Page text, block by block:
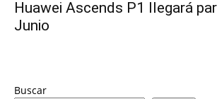
Huawei Ascends P1 llegará
Junio
Buscar